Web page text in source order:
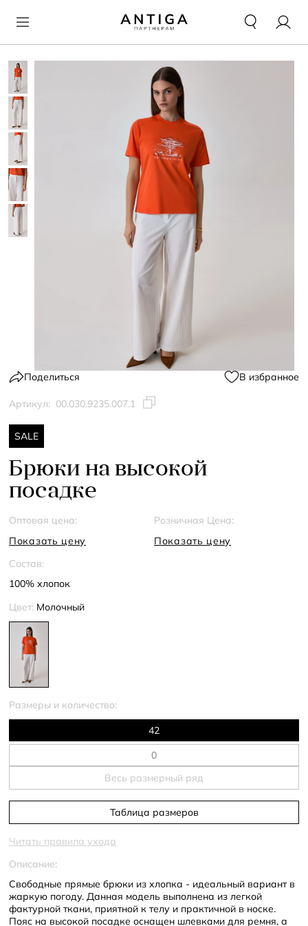
Поделиться В избранное
Артикул: 00.030.9235.007.1
SALE
Брюки на высокой
посадке
Оптовая цена:
Показать цену
Розничная Цена:
Показать цену
Состав:
100% хлопок
Цвет: Молочный
Размеры и количество:
42
Весь размерный ряд
Таблица размеров
Читать правила ухода
Описание:
Свободные прямые брюки из хлопка - идеальный вариант в
жаркую погоду. Данная модель выполнена из легкой
фактурной ткани, приятной к телу и практичной в носке.
Пояс на высокой посадке оснащен шлевками для ремня, а